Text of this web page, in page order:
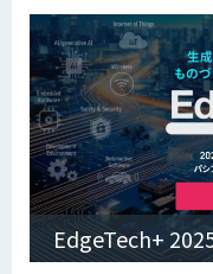
EdgeTech+